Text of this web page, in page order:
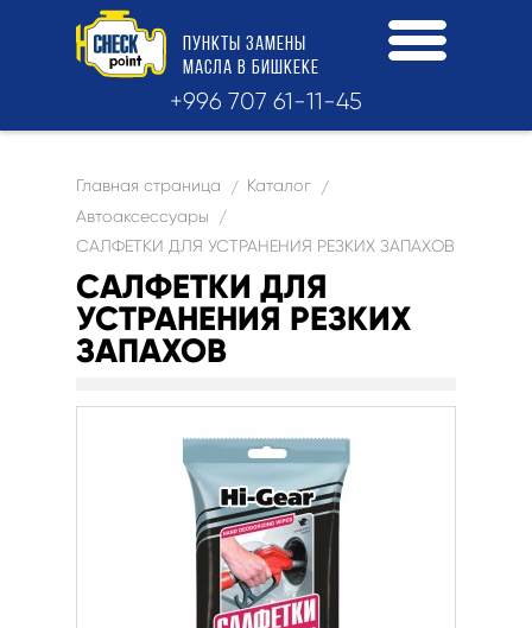
ПУНКТЫ ЗАМЕНЫ
МАСЛА В БИШКЕКЕ
+996 707 61-11-45
Главная страница / Каталог
/
Автоаксессуары
/
САЛФЕТКИ ДЛЯ УСТРАНЕНИЯ РЕЗКИХ ЗАПАХОВ
САЛФЕТКИ ДЛЯ
УСТРАНЕНИЯ РЕЗКИХ
ЗАПАХОВ